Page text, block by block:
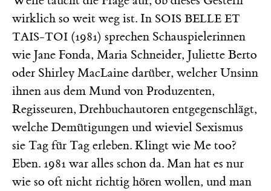
wirklich so weit weg ist. In SOIS BELLE ET
TAIS-TOI (1981) sprechen Schauspielerinnen
wie Jane Fonda, Maria Schneider, Juliette Berto
oder Shirley MacLaine darüber, welcher Unsinn
ihnen aus dem Mund von Produzenten,
Regisseuren, Drehbuchautoren entgegenschlägt,
welche Demütigungen und wieviel Sexismus
sie Tag für Tag erleben. Klingt wie Me too?
Eben. 1981 war alles schon da. Man hat es nur
wie so oft nicht richtig hören wollen, und man